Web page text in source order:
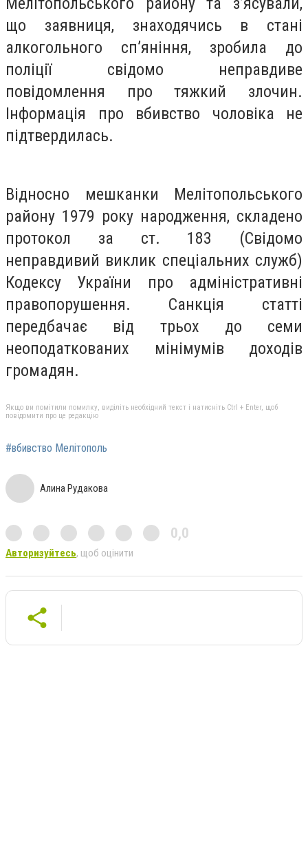
що заявниця, знаходячись в стані
алкогольного сп’яніння, зробила до
поліції свідомо неправдиве
повідомлення про тяжкий злочин.
Інформація про вбивство чоловіка не
підтвердилась.
Відносно мешканки Мелітопольського
району 1979 року народження, складено
протокол за ст. 183 (Свідомо
неправдивий виклик спеціальних служб)
Кодексу України про адміністративні
правопорушення. Санкція статті
передбачає від трьох до семи
неоподаткованих мінімумів доходів
громадян.
Якщо ви помітили помилку, виділіть необхідний текст і натисніть Ctrl + Enter, щоб
повідомити про це редакцію
#вбивство Мелітополь
Алина Рудакова
0,0
Авторизуйтесь, щоб оцінити